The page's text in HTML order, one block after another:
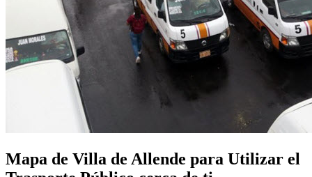
Mapa de Villa de Allende para Utilizar el